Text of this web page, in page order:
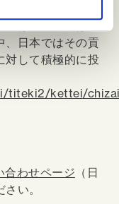
無形資産活用が
、日本ではその貢
対して積極的に投
titeki2/kettei/
合わせページ （日
い。